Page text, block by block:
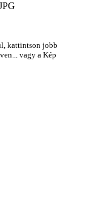
kattintson jobb
vagy a Kép